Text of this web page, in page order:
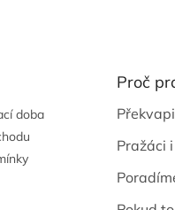
Kropáček
doba
Proč
Pražáci